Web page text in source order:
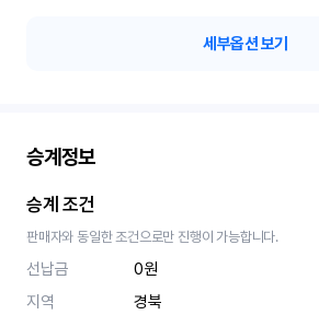
세부옵션 보기
승계정보
승계 조건
판매자와 동일한 조건으로만 진행이 가능합니다.
선납금
0원
지역
경북